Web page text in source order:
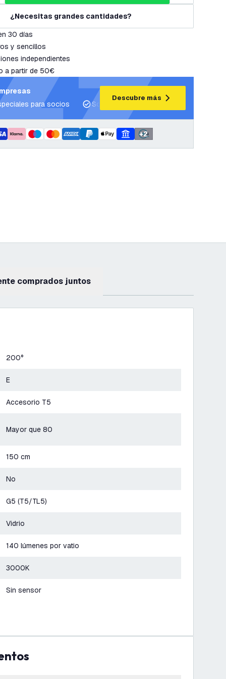
¿Necesitas grandes cantidades?
30 días
y sencillos
independientes
a partir de 50€
para socios
Soporte para proyectos y planes de
Descubre más
+2
comprados juntos
200°
E
Accesorio T5
Mayor que 80
150 cm
No
G5 (T5/TL5)
Vidrio
140 lúmenes por vatio
3000K
Sin sensor